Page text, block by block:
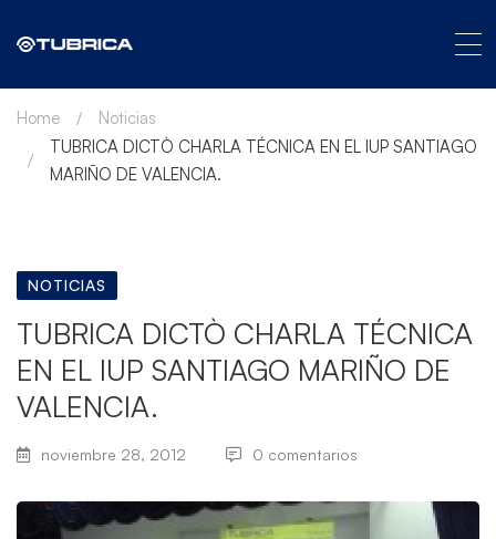
Home
Noticias
TUBRICA DICTÒ CHARLA TÉCNICA EN EL IUP SANTIAGO
MARIÑO DE VALENCIA.
NOTICIAS
TUBRICA DICTÒ CHARLA TÉCNICA
EN EL IUP SANTIAGO MARIÑO DE
VALENCIA.
noviembre 28, 2012 0 comentarios